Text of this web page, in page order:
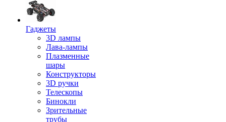
Гаджеты
3D лампы
Лава-лампы
Плазменные
шары
Конструкторы
3D ручки
Телескопы
Бинокли
Зрительные
трубы